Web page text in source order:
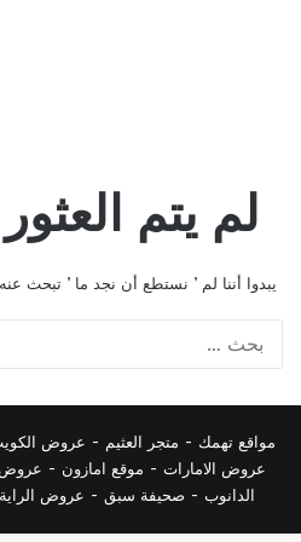
لم يتم
يبدوا أننا لم ’ نستطع أن نجد ما ’ تبحث
مواقع تهمك - متجر العثيم - عروض
عروض الامارات - موقع امازون - عروض
الدانوب - صحيفة سبق - عروض الراية